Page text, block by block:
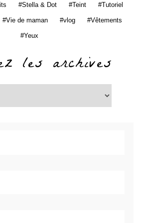
Stella & Dot Teint Tutoriel
Vie de maman vlog Vêtements
Yeux
les archives